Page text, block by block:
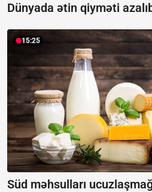
Dünyada ətin qiyməti
15:25
Süd məhsulları